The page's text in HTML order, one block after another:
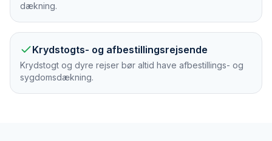
dækning.
Krydstogts- og afbestillingsrejsende
Krydstogt og dyre rejser bør altid have afbestillings- og
sygdomsdækning.